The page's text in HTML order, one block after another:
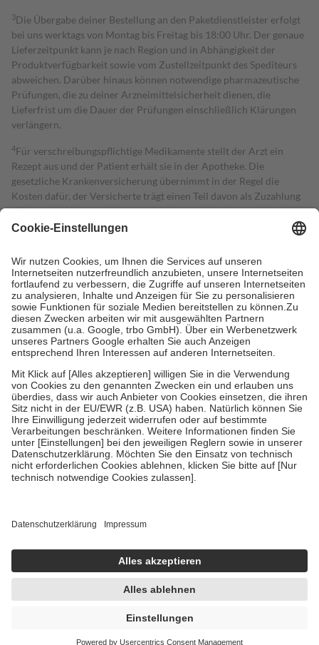
3Die Übergabe deiner Bestellung an den Paketdienstleister erfolgt
bei uns werktags von Montag bis Freitag bis 18:00 Uhr. Der genaue
Lieferzeitpunkt kann je nach Region und in Abhängigkeit der
Produktverfügbarkeit sowie vom Zustellzeitpunkt des Spediteurs
abweichen. Darüber hinaus können notwendige pharmazeutische
Prüfungen, die zu deiner Arzneimittelsicherheit dienen, die
Lieferfrist um die Dauer der Prüfungen einschließlich Klärungen
verlängern.
4Für verschreibungspflichtige Medikamente stellt der Arzt ein
Rezept aus und der Patient erhält sie in der Apotheke. Die
gesetzliche Krankenversicherung übernimmt in der Regel die
Kosten dafür, der Versicherte trägt einen Teil davon als Zuzahlung
mit.
Grundsätzlich leisten Mitglieder Zuzahlungen in Höhe von zehn
höchstens zehn Euro.
Es sind jedoch nie mehr als die tatsächlichen
Kosten der Leistung zu entrichten.
Diese Regeln gelten grundsätzlich auch für Online-Apotheken.
Bei Heilmitteln und häuslicher Krankenpflege beträgt die
Zuzahlung zehn Prozent der Kosten sowie zehn Euro je
Verordnung.
Um das Engagement der Versicherten für ihre eigene Gesundheit zu
stärken und die besondere Stellung der Familie zu unterstützen,
fallenkeine Zuzahlungenan bei:
• Kindern und Jugendlichen bis zum vollendeten 18. Lebensjahr
mit Ausnahme der Fahrkosten
• Untersuchungen zur Vorsorge und Früherkennung, die von der
GKV getragen werden
• empfohlenen Schutzimpfungen
• Harn- und Blutteststreifen
getroffen, um sicherzustellen, dass es sich um echte Bewertungen
https://help.etrusted.com/hc/de/articles/4419944605341
Einige Bilder und Inhalte wurden unter Zuhilfenahme künstlicher